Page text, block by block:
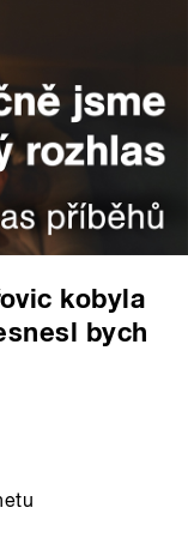
kobyla
bych